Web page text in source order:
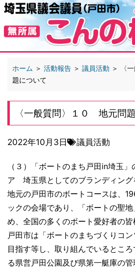
ホーム ＞ 活動報告 ＞ 議員活動 ＞
〈
題について
〈一般質問〉１０ 地元問
2022年10月3日 議員活動
（３）「ボートのまち戸田in埼玉
ア 埼玉県としてのブランディング
地元の戸田市のボートコースは、
ックの会場であり、「ボートの聖
め、全国の多くのボート愛好者の皆
戸田市は「ボートのまちづくりコ
目指す等し、取り組んでいるとこ
る県営戸田公園及び県第一艇庫の